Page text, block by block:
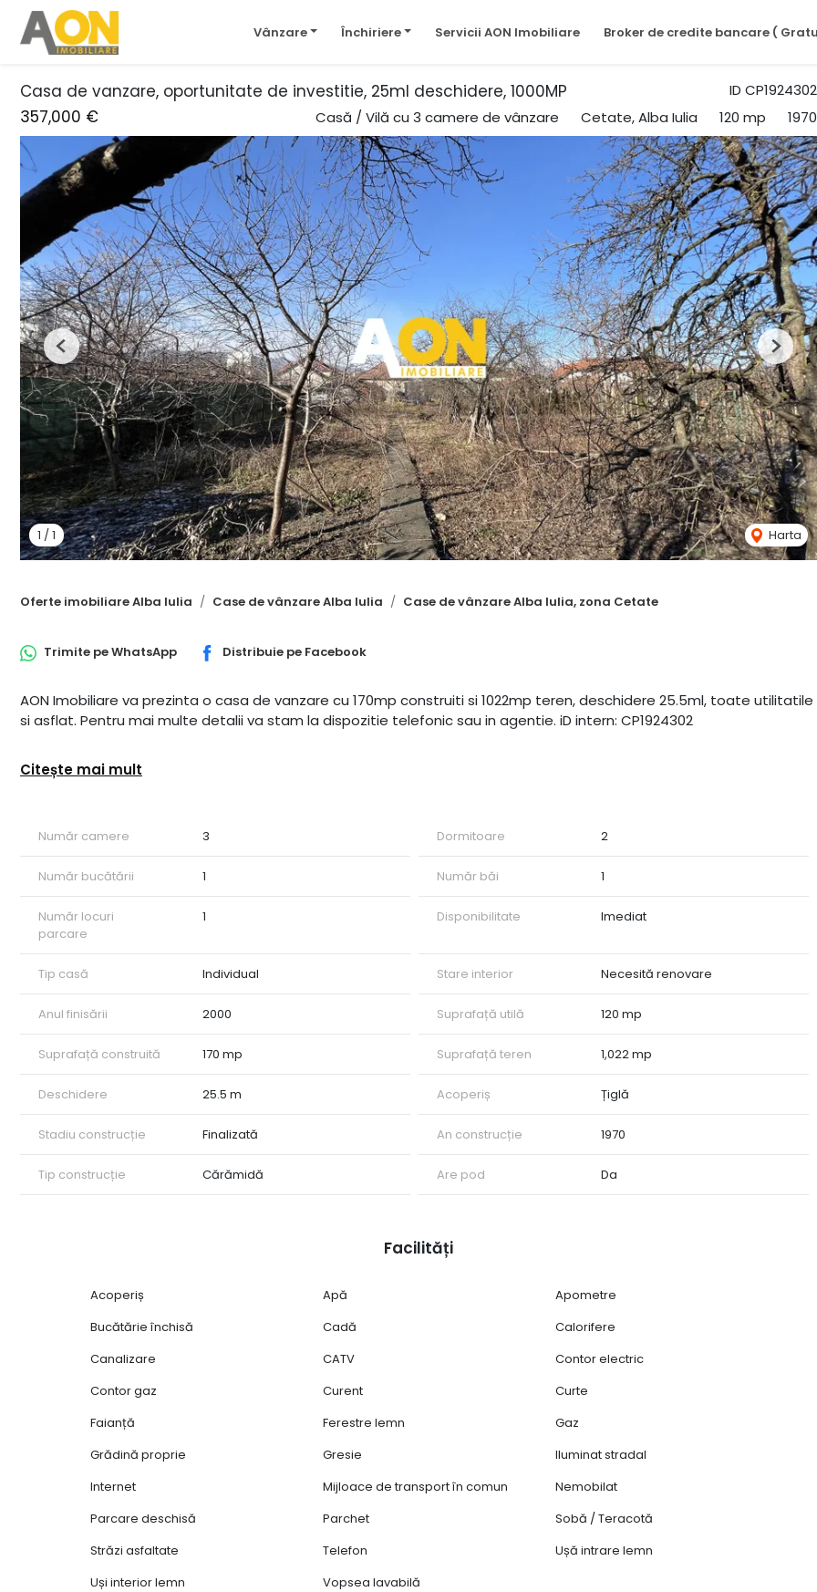
Vânzare Închiriere Servicii AON Imobiliare Broker de credite bancare (
ID CP1924302
Casa de vanzare, oportunitate de investitie, 25ml deschidere, 1000MP
357,000 €
Casă / Vilă cu 3 camere de vânzare Cetate, Alba Iulia 120 mp 1970
1 / 1 Harta
Previous Next
Oferte imobiliare Alba Iulia Case de vânzare Alba Iulia Case de vânzare Alba Iulia, zona Cetate
Trimite peWhatsApp Distribuie pe Facebook
AON Imobiliare va prezinta o casa de vanzare cu 170mp construiti si 1022mp teren, deschidere 25.5ml, toate utilitatile
si asflat. Pentru mai multe detalii va stam la dispozitie telefonic sau in agentie. iD intern: CP1924302
Citește mai mult
Număr camere 3 Dormitoare 2
Număr bucătării 1 Număr băi 1
Număr locuri
parcare
1 Disponibilitate Imediat
Tip casă Individual Stare interior Necesită renovare
Anul finisării 2000 Suprafață utilă 120 mp
Suprafață construită 170 mp Suprafață teren 1,022 mp
Deschidere 25.5 m Acoperiș Țiglă
Stadiu construcție Finalizată An construcție 1970
Tip construcție Cărămidă Are pod Da
Facilități
Acoperiș Apă
Apometre
Bucătărie închisă
Cadă
Calorifere
Canalizare
CATV
Contor electric
Contor gaz
Curent
Curte
Faianță
Ferestre lemn
Gaz
Grădină proprie
Gresie
Iluminat stradal
Internet
Mijloace de transport în comun
Nemobilat
Parcare deschisă
Parchet
Sobă / Teracotă
Străzi asfaltate
Telefon
Ușă intrare lemn
Uși interior lemn
Vopsea lavabilă